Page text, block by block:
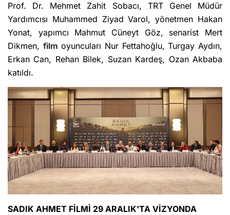
Prof. Dr. Mehmet Zahit Sobacı, TRT Genel Müdür
Yardımcısı Muhammed Ziyad Varol, yönetmen Hakan
Yonat, yapımcı Mahmut Cüneyt Göz, senarist Mert
Dikmen, film oyuncuları Nur Fettahoğlu, Turgay Aydın,
Erkan Can, Rehan Bilek, Suzan Kardeş, Ozan Akbaba
katıldı.
SADIK AHMET FİLMİ 29 ARALIK'TA VİZYONDA